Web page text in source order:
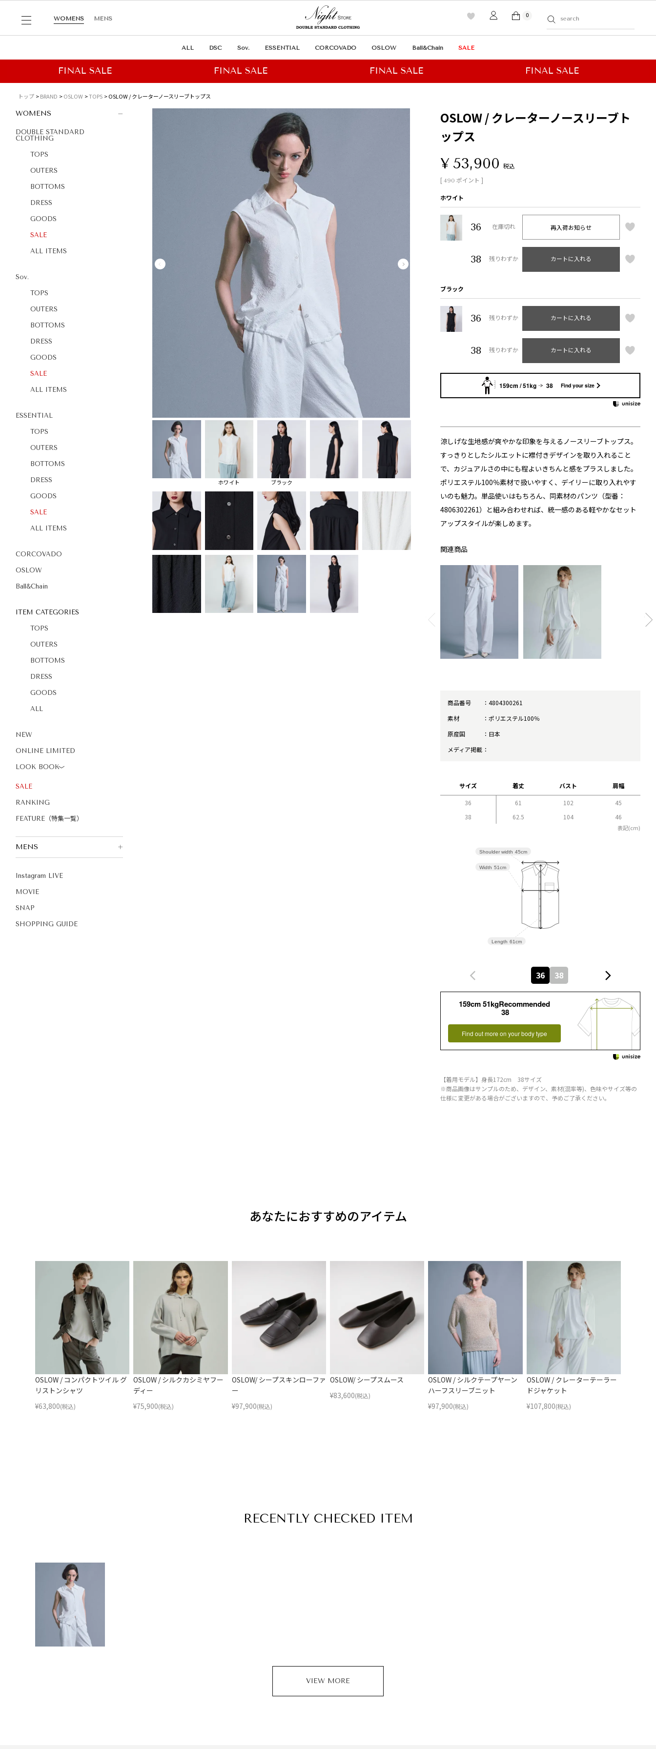
WOMENS MENS
0
ALL DSC Sov. ESSENTIAL CORCOVADO OSLOW Ball&Chain SALE
トップ BRAND OSLOW TOPS OSLOW / クレーターノースリーブトップス
WOMENS
DOUBLE STANDARD
CLOTHING
TOPS
OUTERS
BOTTOMS
DRESS
GOODS
SALE
ALL ITEMS
Sov.
TOPS
OUTERS
BOTTOMS
DRESS
GOODS
SALE
ALL ITEMS
ESSENTIAL
TOPS
OUTERS
BOTTOMS
DRESS
GOODS
SALE
ALL ITEMS
CORCOVADO
OSLOW
Ball&Chain
ITEM CATEGORIES
TOPS
OUTERS
BOTTOMS
DRESS
GOODS
ALL
NEW
ONLINE LIMITED
LOOK BOOK〉
SALE
RANKING
FEATURE（特集一覧）
MENS
Instagram LIVE
MOVIE
SNAP
SHOPPING GUIDE
ホワイト ブラック
OSLOW / クレーターノースリーブト
ップス
¥ 53,900 税込
[ 490 ポイント ]
ホワイト
36 在庫切れ 再入荷お知らせ
38 残りわずか カートに入れる
ブラック
36 残りわずか カートに入れる
38 残りわずか カートに入れる
159cm / 51kg 38 Find your size
涼しげな生地感が爽やかな印象を与えるノースリーブトップス。
すっきりとしたシルエットに襟付きデザインを取り入れること
で、カジュアルさの中にも程よいきちんと感をプラスしました。
ポリエステル100％素材で扱いやすく、デイリーに取り入れやす
いのも魅力。単品使いはもちろん、同素材のパンツ（型番：
4806302261）と組み合わせれば、統一感のある軽やかなセット
アップスタイルが楽しめます。
関連商品
商品番号
4804300261
素材
ポリエステル100％
原産国
日本
メディア掲載
サイズ 着丈 バスト 肩幅
36 61 102
45
38
62.5 104 46
表記(cm)
Length 61cm
Width 51cm
Shoulder width 45cm
36 38
159cm 51kgRecommended
38
Find out more on your body type
【着用モデル】身長172cm 38サイズ
※商品画像はサンプルのため、デザイン、素材(混率等)、色味やサイズ等の
仕様に変更がある場合がございますので、予めご了承ください。
あなたにおすすめのアイテム
OSLOW / コンパクトツイル グ
リストンシャツ
¥63,800(税込)
OSLOW / シルクカシミヤフー
ディー
¥75,900(税込)
OSLOW/ シープスキンローファ
ー
¥97,900(税込)
OSLOW/ シープスムース
¥83,600(税込)
OSLOW / シルクテープヤーン
ハーフスリーブニット
¥97,900(税込)
OSLOW / クレーターテーラー
ドジャケット
¥107,800(税込)
RECENTLY CHECKED ITEM
VIEW MORE